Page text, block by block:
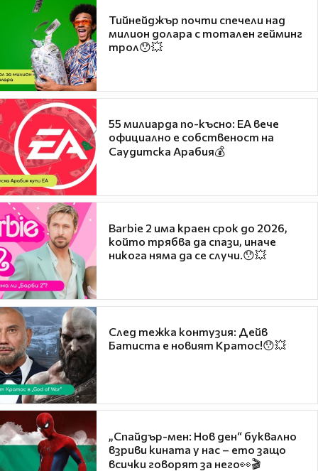
Тийнейджър почти спечели над
милион долара с тотален гейминг
трол😯💥
55 милиарда по-късно: EA вече
официално е собственост на
Саудитска Арабия💰
Barbie 2 има краен срок до 2026,
който трябва да спази, иначе
никога няма да се случи.😯💥
След тежка контузия: Дейв
Батиста е новият Кратос!😯💥
„Спайдър-мен: Нов ден“ буквално
взриви кината у нас – ето защо
всички говорят за него👀🎬